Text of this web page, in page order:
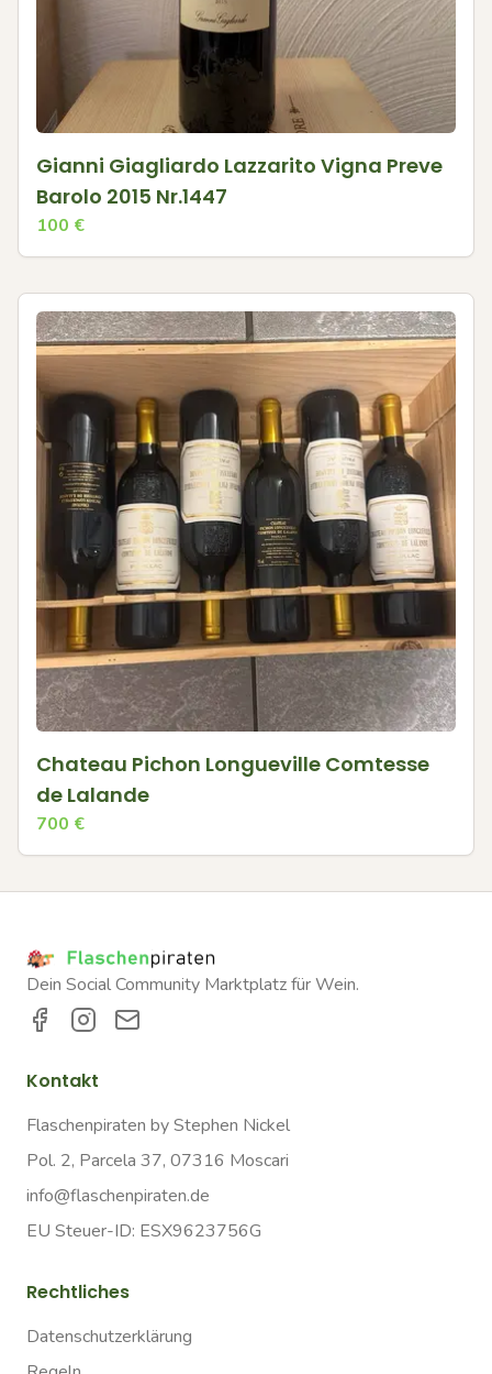
Gianni Giagliardo Lazzarito Vigna Preve
Barolo 2015 Nr.1447
100 €
Chateau Pichon Longueville Comtesse
de Lalande
700 €
Dein Social Community Marktplatz für Wein.
Kontakt
Flaschenpiraten by Stephen Nickel
Pol. 2, Parcela 37, 07316 Moscari
info@flaschenpiraten.de
EU Steuer-ID: ESX9623756G
Rechtliches
Datenschutzerklärung